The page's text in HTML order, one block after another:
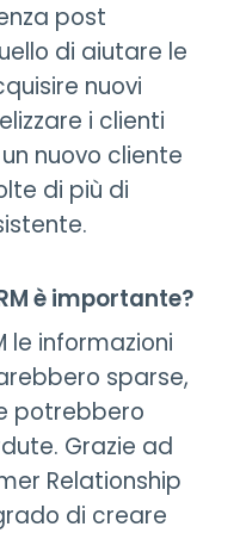
post
di aiutare le
nuovi
i clienti
nuovo cliente
di più di
è importante?
le informazioni
sparse,
potrebbero
Grazie ad
Relationship
di creare